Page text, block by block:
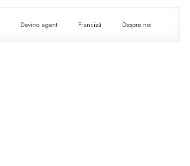
Devino agent Franciză Despre noi